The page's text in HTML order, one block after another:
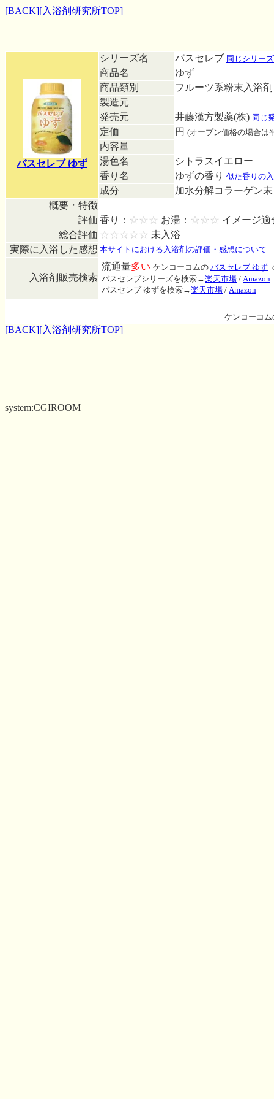
[BACK][入浴剤研究所TOP]
バスセレブ ゆず
シリーズ名 バスセレブ 同じシリー
商品名
ゆず
商品類別
フルーツ系粉末入浴
製造元
発売元
井藤漢方製薬(株) 同じ
定価 円 (オープン価格の場合は
内容量
湯色名
シトラスイエロー
香り名
ゆずの香り 似た香りの
成分
加水分解コラーゲン末
概要・特徴
評価 香り： ☆☆☆ お湯： ☆☆☆ イメージ適
総合評価 ☆☆☆☆☆ 未入浴
実際に入浴した感想 本サイトにおける入浴剤の評価・感想について
入浴剤販売検索
流通量多い ケンコーコムの バスセレブ ゆず
バスセレブシリーズを検索→楽天市場 / Amazon
バスセレブ ゆずを検索→楽天市場 / Amazon
ケンコーコ
[BACK][入浴剤研究所TOP]
system:CGIROOM